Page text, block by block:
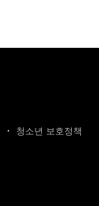
청소년 보호정책